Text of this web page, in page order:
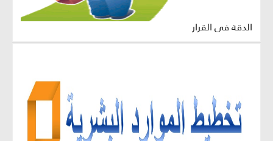
الدقة في القرار